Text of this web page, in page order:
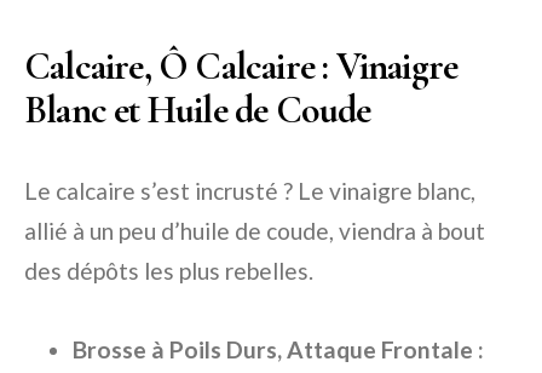
Calcaire, Ô Calcaire : Vinaigre
Blanc et Huile de Coude
Le calcaire s’est incrusté ? Le vinaigre blanc,
allié à un peu d’huile de coude, viendra à bout
des dépôts les plus rebelles.
Brosse à Poils Durs, Attaque Frontale :